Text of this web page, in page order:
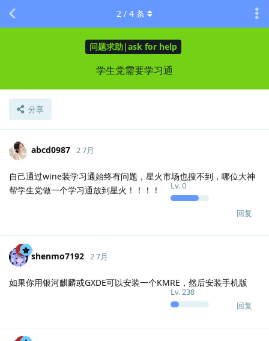
问题求助|ask for help
学生党需要学习通
分享
2 / 4 条
abcd0987
Lv.0
2 7月
自己通过wine装学习通始终有问题，星火市场也搜不到，哪位大神
帮学生党做一个学习通放到星火！！！！
回复
shenmo7192
Lv.238
2 7月
如果你用银河麒麟或GXDE可以安装一个KMRE，然后安装手机版
回复